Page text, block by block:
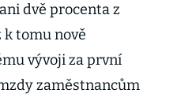
dvě procenta z
k tomu nově
vývoji za první
zaměstnancům